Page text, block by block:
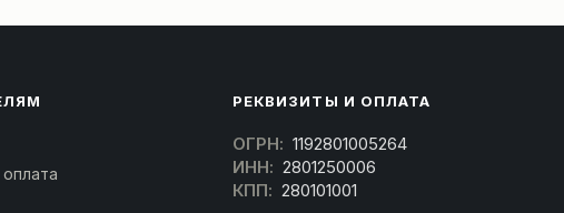
РЕКВИЗИТЫ И ОПЛАТА
ОГРН: 1192801005264
ИНН: 2801250006
КПП: 280101001